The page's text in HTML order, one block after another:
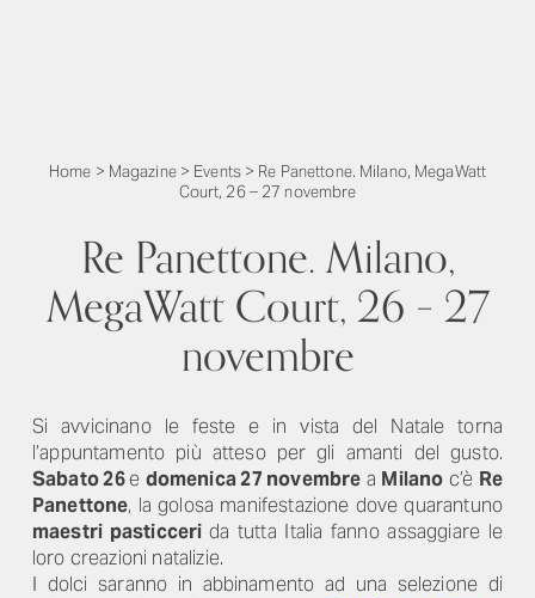
Home > Magazine> Events> Re Panettone. Milano, MegaWatt
Court, 26 – 27 novembre
Re Panettone. Milano,
MegaWatt Court, 26 – 27
novembre
Si avvicinano le feste e in vista del Natale torna
l’appuntamento più atteso per gli amanti del gusto.
Sabato 26e domenica 27 novembre a Milano c’è Re
Panettone, la golosa manifestazione dove quarantuno
maestri pasticcerida tutta Italia fanno assaggiare le
loro creazioni natalizie.
I dolci saranno in abbinamento ad una selezione di